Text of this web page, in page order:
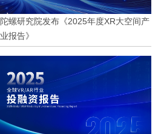
陀螺研究院发布《2025年度XR大空间产
业报告》